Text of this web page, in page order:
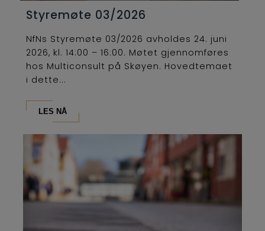
Styremøte 03/2026
NfNs Styremøte 03/2026 avholdes 24. juni
2026, kl. 14:00 – 16:00. Møtet gjennomføres
hos Multiconsult på Skøyen. Hovedtemaet
i dette...
LES NÅ